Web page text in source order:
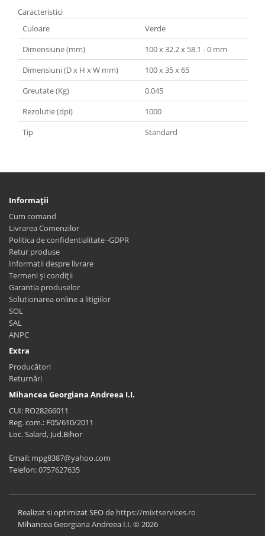
Caracteristici
Culoare
Verde
Dimensiune (mm)
100 x 32.2 x 58.1 - 0 mm
Dimensiuni (D x H x W mm)
100 x 35 x 65
Greutate (Kg)
0.045
Rezolutie (dpi)
1000
Tip
Standard
Informaţii
Cum comand
Livrarea Comenzilor
Politica de confidentialitate -GDPR
Retur produse
Informatii despre livrare
Termeni și condiții
Garantia produselor
Solutionarea online a litigiilor
SOL
SAL
ANPC
Extra
Producători
Returnări
Mihancea Georgiana Andreea I.I.
CUI: RO28266011
Reg. com.: F05/610/2011
Loc. Salard, Jud.Bihor
Email: mpg8387@yahoo.com
Telefon:0757627635
Realizat si optimizat SEO de https://mixtservices.ro
Mihancea Georgiana Andreea I.I. © 2026